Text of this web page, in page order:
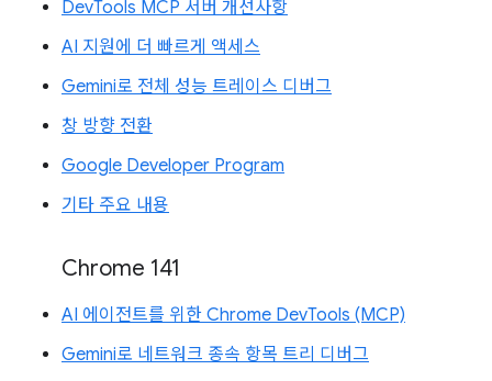
DevTools MCP 서버 개선사항
AI 지원에 더 빠르게 액세스
Gemini로 전체 성능 트레이스 디버그
창 방향 전환
Google Developer Program
기타 주요 내용
Chrome 141
AI 에이전트를 위한 Chrome DevTools (MCP)
Gemini로 네트워크 종속 항목 트리 디버그